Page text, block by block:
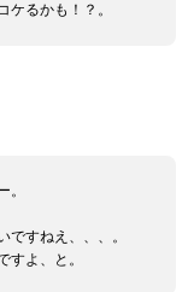
ケるかも！？。
。
ですねえ、、、。
すよ、と。